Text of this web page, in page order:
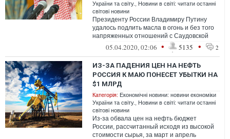
України та світу.
Новини в світі: читати останні
світові новини
Президенту России Владимиру Путину
удалось подлить масла в огонь и без того
напряженных отношений с Саудовской
Аравией, несмотря на давление Дональда
05.04.2020, 02:06 • 5135 • 2
ИЗ-ЗА ПАДЕНИЯ ЦЕН НА НЕФТЬ
РОССИЯ К МАЮ ПОНЕСЕТ УБЫТКИ НА
$1 МЛРД
Категорія: Економічні новини: новини економіки
України та світу.
Новини в світі: читати останні
світові новини
Из-за обвала цен на нефть бюджет
России, рассчитанный исходя из высокой
стоимости сырья, за март и апрель